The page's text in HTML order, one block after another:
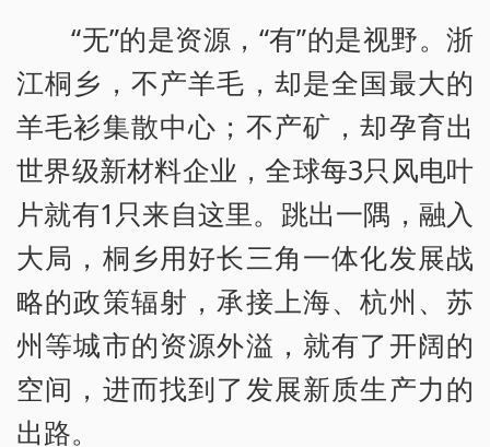
“无”的是资源，“有”的是视野。浙
江桐乡，不产羊毛，却是全国最大的
羊毛衫集散中心；不产矿，却孕育出
世界级新材料企业，全球每3只风电叶
片就有1只来自这里。跳出一隅，融入
大局，桐乡用好长三角一体化发展战
略的政策辐射，承接上海、杭州、苏
州等城市的资源外溢，就有了开阔的
空间，进而找到了发展新质生产力的
出路。